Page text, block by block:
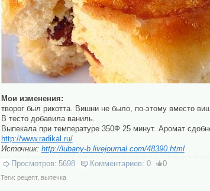
Мои изменения:
творог был рикотта. Вишни не было, по-этому вместо
В тесто добавила ваниль.
Выпекала при температуре 350Ф 25 минут. Аромат
http://www.radikal.ru/
Источник: http://lubany-b.livejournal.com/48390.html
Просмотров: 5698 Комментариев: 0 0
Теги: рецепт, выпечка